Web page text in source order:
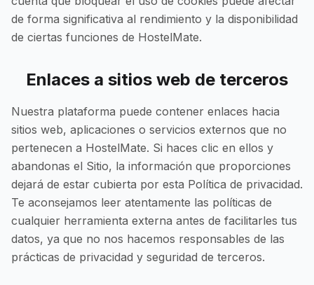
de forma significativa al rendimiento y la disponibilidad
de ciertas funciones de HostelMate.
Enlaces a sitios web de terceros
Nuestra plataforma puede contener enlaces hacia
sitios web, aplicaciones o servicios externos que no
pertenecen a HostelMate. Si haces clic en ellos y
abandonas el Sitio, la información que proporciones
dejará de estar cubierta por esta Política de privacidad.
Te aconsejamos leer atentamente las políticas de
cualquier herramienta externa antes de facilitarles tus
datos, ya que no nos hacemos responsables de las
prácticas de privacidad y seguridad de terceros.